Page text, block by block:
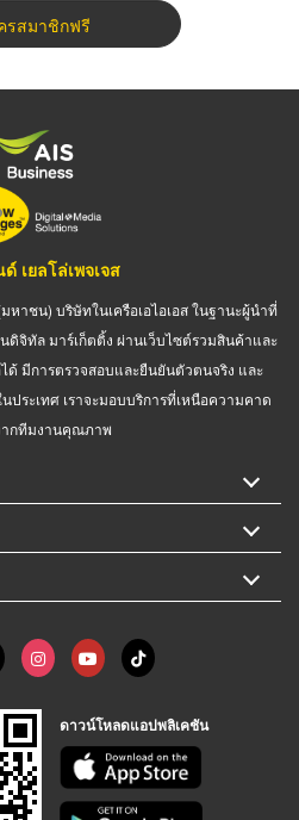
รสมาชิกฟรี
เยลโล่เพจเจส
หาชน) บริษัทในเครือเอไอเอส ในฐานะผู้นำที่
จิทัล มาร์เก็ตติ้ง ผ่านเว็บไซต์รวมสินค้าและ
ด้ มีการตรวจสอบและยืนยันตัวตนจริง และ
ระเทศ เราจะมอบบริการที่เหนือความคาด
กทีมงานคุณภาพ
ดาวน์โหลดแอปพลิเคชัน